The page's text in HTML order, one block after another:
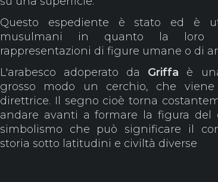
Questo espediente è stato ed è
musulmani in quanto la loro
rappresentazioni di figure umane o di
L'arabesco adoperato da Griffa è
grosso modo un cerchio, che
direttrice. Il segno cioè torna
andare avanti a formare la figura del
simbolismo che può significare il
storia sotto latitudini e civiltà diverse